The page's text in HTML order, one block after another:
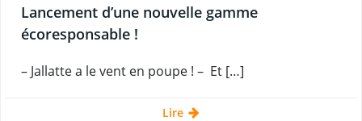
Lancement d’une nouvelle gamme
écoresponsable !
– Jallatte a le vent en poupe ! – Et […]
Lire